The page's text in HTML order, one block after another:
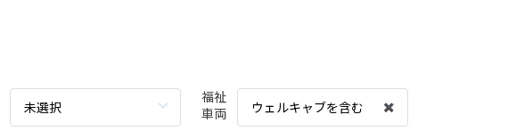
未選択
福祉
車両
ウェルキャブを含む